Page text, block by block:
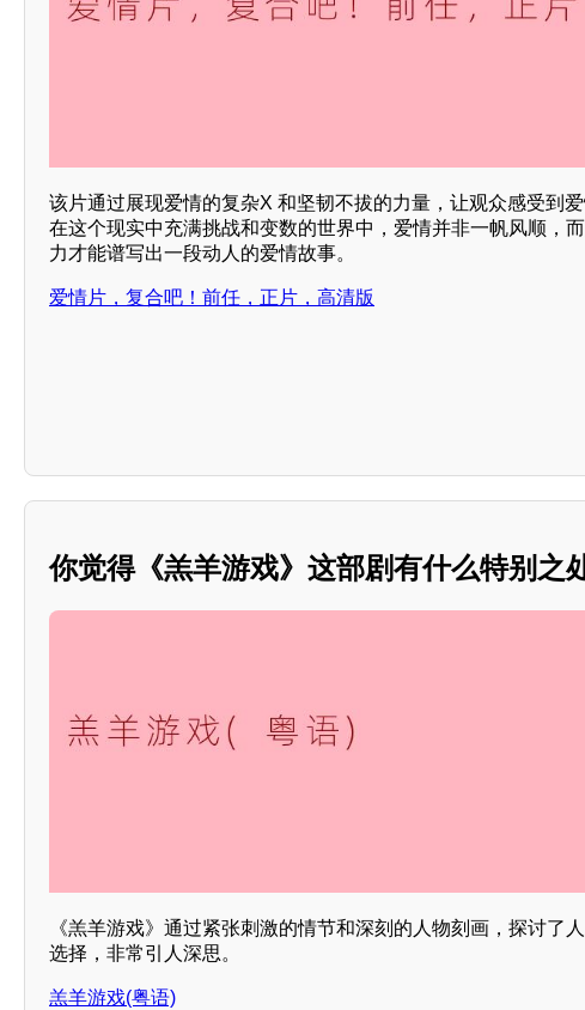
该片通过展现爱情的复杂X 和坚韧不拔的力量，让观众感受到爱
在这个现实中充满挑战和变数的世界中，爱情并非一帆风顺，
力才能谱写出一段动人的爱情故事。
爱情片，复合吧！前任，正片，高清版
你觉得《羔羊游戏》这部剧有什么特别之
《羔羊游戏》通过紧张刺激的情节和深刻的人物刻画，探讨了
选择，非常引人深思。
羔羊游戏(粤语)